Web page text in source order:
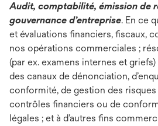
Audit, comptabilité, émission de
gouvernance d’entreprise. En ce
et évaluations financiers, fiscaux,
nos opérations commerciales ;
(par ex. examens internes et
des canaux de dénonciation,
conformité, de gestion des
contrôles financiers ou de
légales ; et à d’autres fins